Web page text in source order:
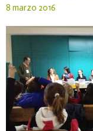
8 marzo 2016